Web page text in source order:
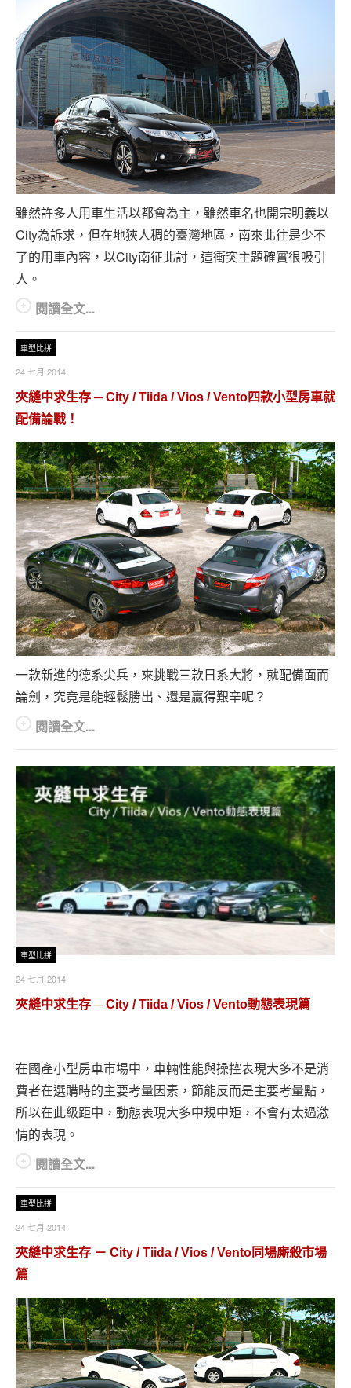
雖然許多人用車生活以都會為主，雖然車名也開宗明義以
City為訴求，但在地狹人稠的臺灣地區，南來北往是少不
了的用車內容，以City南征北討，這衝突主題確實很吸引
人。
閱讀全文...
車型比拼
24 七月 2014
夾縫中求生存 ─ City / Tiida / Vios / Vento四款小型房車就
配備論戰！
一款新進的德系尖兵，來挑戰三款日系大將，就配備面而
論劍，究竟是能輕鬆勝出、還是贏得艱辛呢？
閱讀全文...
車型比拼
24 七月 2014
夾縫中求生存 ─ City / Tiida / Vios / Vento動態表現篇
在國產小型房車市場中，車輛性能與操控表現大多不是消
費者在選購時的主要考量因素，節能反而是主要考量點，
所以在此級距中，動態表現大多中規中矩，不會有太過激
情的表現。
閱讀全文...
車型比拼
24 七月 2014
夾縫中求生存 － City / Tiida / Vios / Vento同場廝殺市場
篇